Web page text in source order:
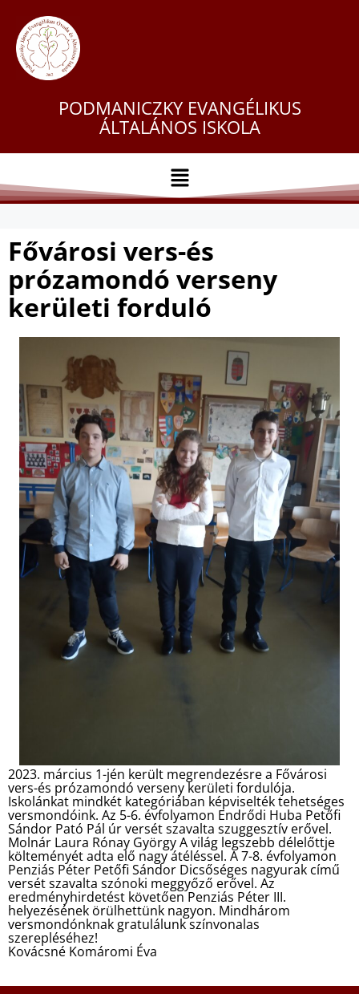
PODMANICZKY EVANGÉLIKUS
ÁLTALÁNOS ISKOLA
Fővárosi vers-és
prózamondó verseny
kerületi forduló
2023. március 1-jén került megrendezésre a Fővárosi
vers-és prózamondó verseny kerületi fordulója.
Iskolánkat mindkét kategóriában képviselték tehetséges
versmondóink. Az 5-6. évfolyamon Endrődi Huba Petőfi
Sándor Pató Pál úr versét szavalta szuggesztív erővel.
Molnár Laura Rónay György A világ legszebb délelőttje
költeményét adta elő nagy átéléssel. A 7-8. évfolyamon
Penziás Péter Petőfi Sándor Dicsőséges nagyurak című
versét szavalta szónoki meggyőző erővel. Az
eredményhirdetést követően Penziás Péter III.
helyezésének örülhettünk nagyon. Mindhárom
versmondónknak gratulálunk színvonalas
szerepléséhez!
Kovácsné Komáromi Éva